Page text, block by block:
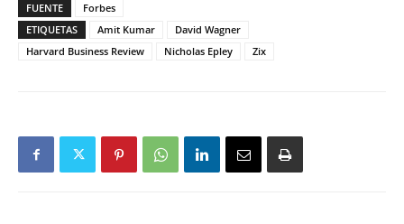
FUENTE
Forbes
ETIQUETAS
Amit Kumar
David Wagner
Harvard Business Review
Nicholas Epley Zix